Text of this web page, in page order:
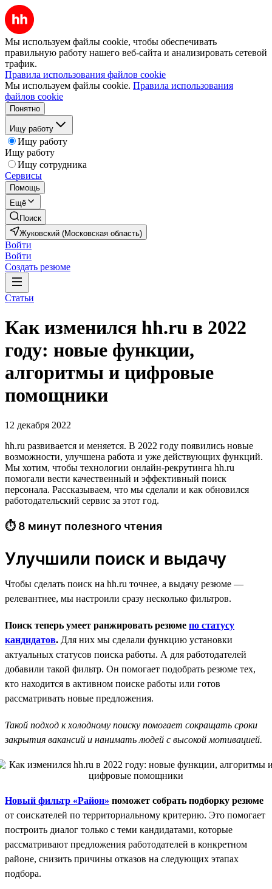
Мы используем файлы cookie, чтобы обеспечивать
правильную работу нашего веб-сайта и анализировать сетевой
трафик.
Правила использования файлов cookie
Мы используем файлы cookie. Правила использования
файлов cookie
Понятно
Ищу работу
Ищу работу
Ищу работу
Ищу сотрудника
Сервисы
Помощь
Ещё
Поиск
Жуковский (Московская область)
Войти
Войти
Создать резюме
Статьи
Как изменился hh.ru в 2022
году: новые функции,
алгоритмы и цифровые
помощники
12 декабря 2022
hh.ru развивается и меняется. В 2022 году появились новые
возможности, улучшена работа и уже действующих функций.
Мы хотим, чтобы технологии онлайн-рекрутинга hh.ru
помогали вести качественный и эффективный поиск
персонала. Рассказываем, что мы сделали и как обновился
работодательский сервис за этот год.
⏱ 8 минут полезного чтения
Улучшили поиск и выдачу
Чтобы сделать поиск на hh.ru точнее, а выдачу резюме —
релевантнее, мы настроили сразу несколько фильтров.
Поиск теперь умеет ранжировать резюме по статусу
кандидатов. Для них мы сделали функцию установки
актуальных статусов поиска работы. А для работодателей
добавили такой фильтр. Он помогает подобрать резюме тех,
кто находится в активном поиске работы или готов
рассматривать новые предложения.
Такой подход к холодному поиску помогает сокращать сроки
закрытия вакансий и нанимать людей с высокой мотивацией.
Новый фильтр «Район» поможет собрать подборку резюме
от соискателей по территориальному критерию. Это помогает
построить диалог только с теми кандидатами, которые
рассматривают предложения работодателей в конкретном
районе, снизить причины отказов на следующих этапах
подбора.